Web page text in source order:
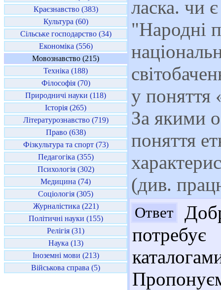
Краєзнавство (383)
Культура (60)
Сільське господарство (34)
Економіка (556)
Мовознавство (215)
Техніка (188)
Філософія (70)
Природничі науки (118)
Історія (265)
Літературознавство (719)
Право (638)
Фізкультура та спорт (73)
Педагогіка (355)
Психологія (302)
Медицина (74)
Соціологія (305)
Журналістика (221)
Політичні науки (155)
Релігія (31)
Наука (13)
Іноземні мови (213)
Військова справа (5)
ласка. чи
"Народні
у поняття
За якими
поняття
(див.
Ответ